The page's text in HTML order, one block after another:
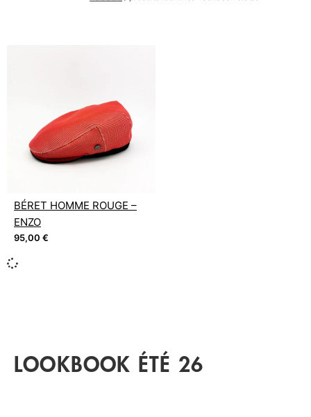
BÉRET HOMME ROUGE –
ENZO
95,00 €
LOOKBOOK ÉTÉ 26